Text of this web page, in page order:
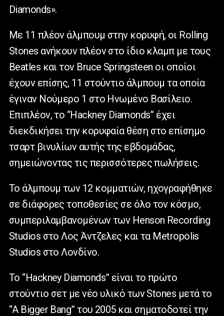
Diamonds».
Με 11 πλέον άλμπουμ στην κορυφή, οι Rolling
Stones ανήκουν πλέον στο ίδιο κλαμπ με τους
Beatles και τον Bruce Springsteen οι οποίοι
έχουν επίσης, 11 στούντιο άλμπουμ τα οποία
έγιναν Νούμερο 1 στο Ηνωμένο Βασίλειο.
Επιπλέον, το “Hackney Diamonds” έχει
διεκδικήσει την κορυφαία θέση στο επίσημο
τσαρτ βινυλίων αυτής της εβδομάδας,
σημειώνοντας τις περισσότερες πωλήσεις.
Το άλμπουμ των 12 κομματιών, ηχογραφήθηκε
σε διάφορες τοποθεσίες σε όλο τον κόσμο,
συμπεριλαμβανομένων των Henson Recording
Studios στο Λος Άντζελες και τα Metropolis
Studios στο Λονδίνο.
Το “Hackney Diamonds” είναι το πρώτο
στούντιο σετ με νέο υλικό των Stones μετά το
“A Bigger Bang” του 2005 και σηματοδοτεί την